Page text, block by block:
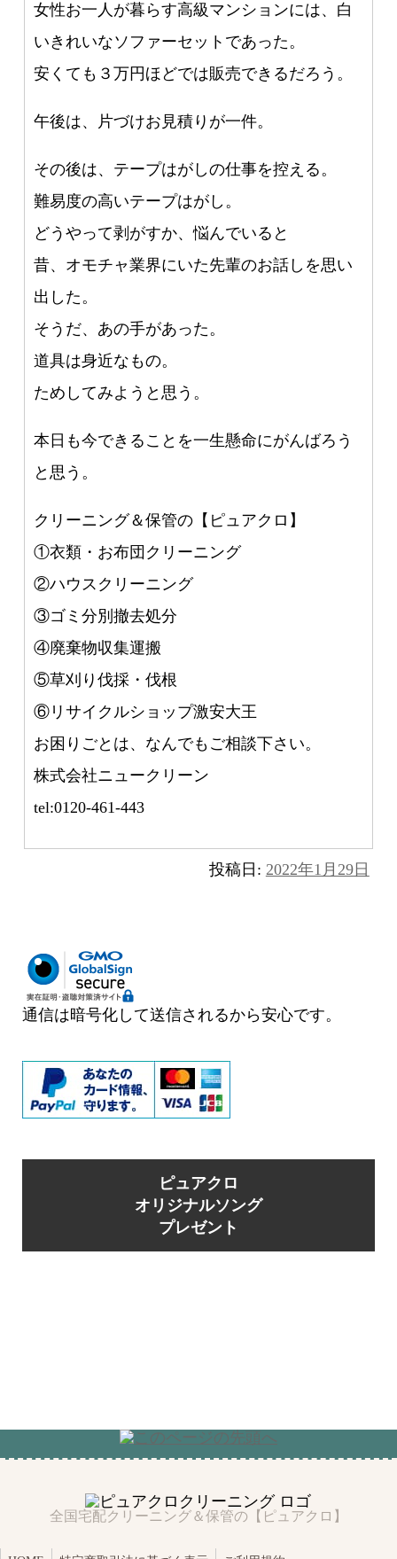
女性お一人が暮らす高級マンションには、白
いきれいなソファーセットであった。
安くても３万円ほどでは販売できるだろう。
午後は、片づけお見積りが一件。
その後は、テープはがしの仕事を控える。
難易度の高いテープはがし。
どうやって剥がすか、悩んでいると
昔、オモチャ業界にいた先輩のお話しを思い
出した。
そうだ、あの手があった。
道具は身近なもの。
ためしてみようと思う。
本日も今できることを一生懸命にがんばろう
と思う。
クリーニング＆保管の【ピュアクロ】
①衣類・お布団クリーニング
②ハウスクリーニング
③ゴミ分別撤去処分
④廃棄物収集運搬
⑤草刈り伐採・伐根
⑥リサイクルショップ激安大王
お困りごとは、なんでもご相談下さい。
株式会社ニュークリーン
tel:0120-461-443
投稿日: 2022年1月29日
通信は暗号化して送信されるから安心です。
ピュアクロ
オリジナルソング
プレゼント
全国宅配クリーニング＆保管の【ピュアクロ】